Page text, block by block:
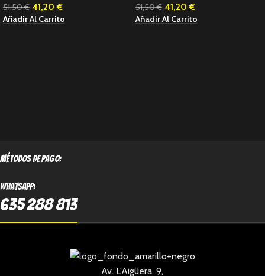
51,50€ 41,20€
Añadir Al Carrito
51,50€ 41,20€
Añadir Al Carrito
métodos de pago:
Whatsapp:
635 288 813
Av. L'Aigüera, 9,